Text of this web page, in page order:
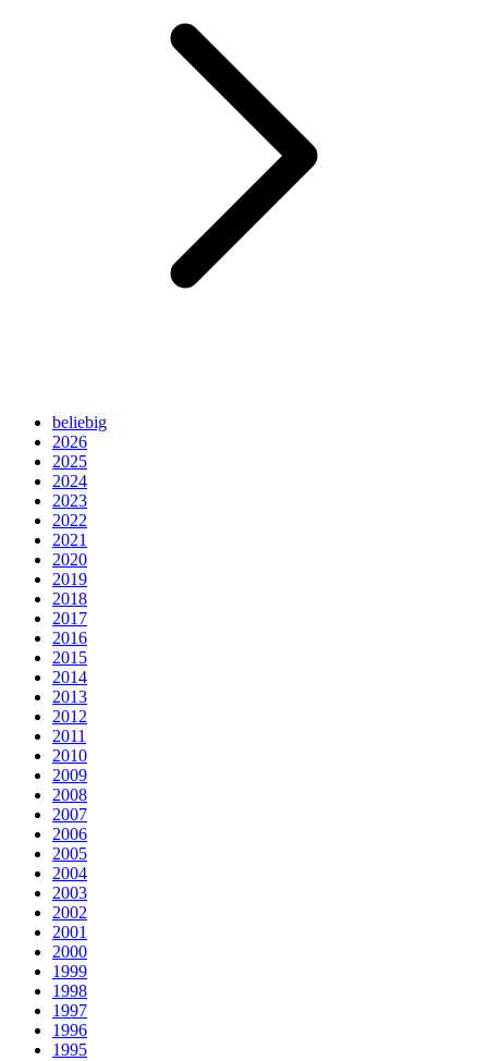
beliebig
2026
2025
2024
2023
2022
2021
2020
2019
2018
2017
2016
2015
2014
2013
2012
2011
2010
2009
2008
2007
2006
2005
2004
2003
2002
2001
2000
1999
1998
1997
1996
1995